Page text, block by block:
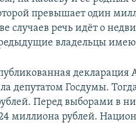
превышает один
случаев речь идёт о
владельцы
декларация
депутатом Госдумы.
Перед выборами в
миллиона рублей.